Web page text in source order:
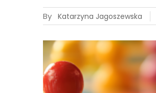
By Katarzyna Jagoszewska